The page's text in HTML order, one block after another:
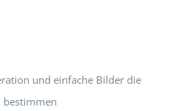
und einfache Bilder die